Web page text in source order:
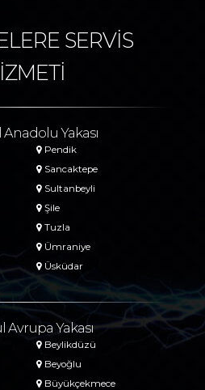
SERVİS
Yakası
Pendik
Sancaktepe
Sultanbeyli
Şile
Tuzla
Ümraniye
Üsküdar
Avrupa Yakası
Beylikdüzü
Beyoğlu
Büyükçekmece